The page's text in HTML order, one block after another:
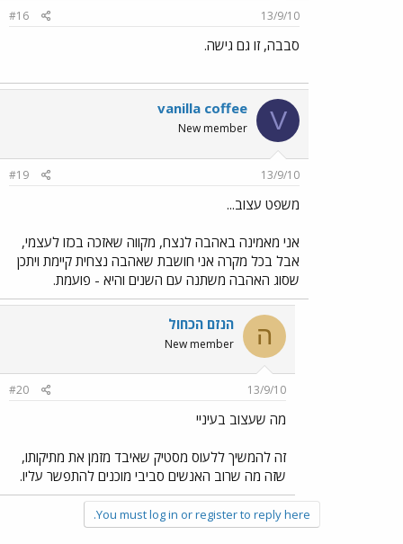
13/9/10
#16
סבבה, זו גם גישה.
V
vanilla coffee
New member
13/9/10
#19
משפט עצוב...
אני מאמינה באהבה לנצח, מקווה שאזכה בכזו לעצמי,
אבל בכל מקרה אני חושבת שאהבה נצחית קיימת ויתכן
שסוג האהבה משתנה עם השנים והיא - פועמת.
ה הנזם הכחול
New member
13/9/10
#20
מה שעצוב בעיניי
זה להמשיך ללעוס מסטיק שאיבד מזמן את מתיקותו,
שזה מה שרוב האנשים סביבי מוכנים להתפשר עליו.
You must log in or register to reply here.